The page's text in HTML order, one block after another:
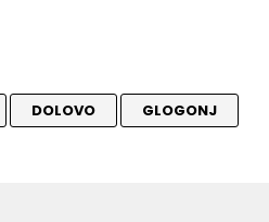
DOLOVO GLOGONJ